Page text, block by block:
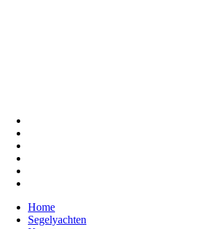
Home
Segelyachten